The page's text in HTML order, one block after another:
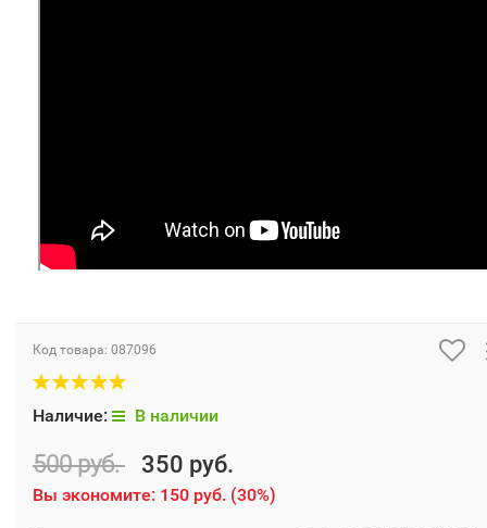
Код товара: 087096
Наличие: В наличии
500 руб. 350 руб.
Вы экономите: 150 руб. (30%)